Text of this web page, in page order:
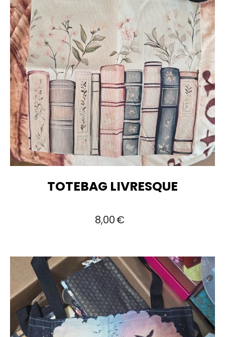
TOTEBAG LIVRESQUE
8,00€